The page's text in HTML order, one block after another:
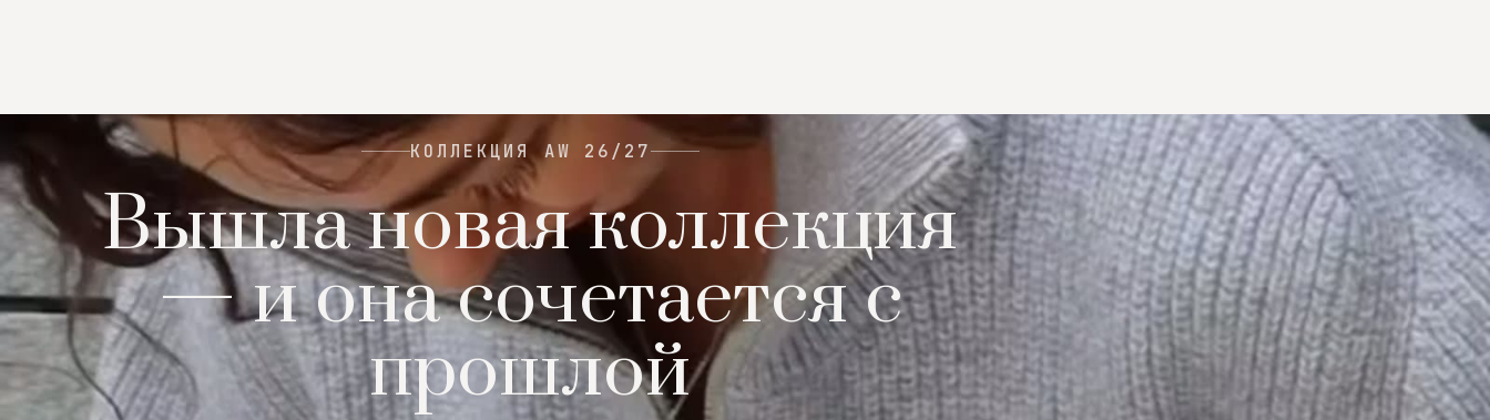
КОЛЛЕКЦИЯ AW 26/27
Вышла новая коллекция
— и она сочетается с
прошлой